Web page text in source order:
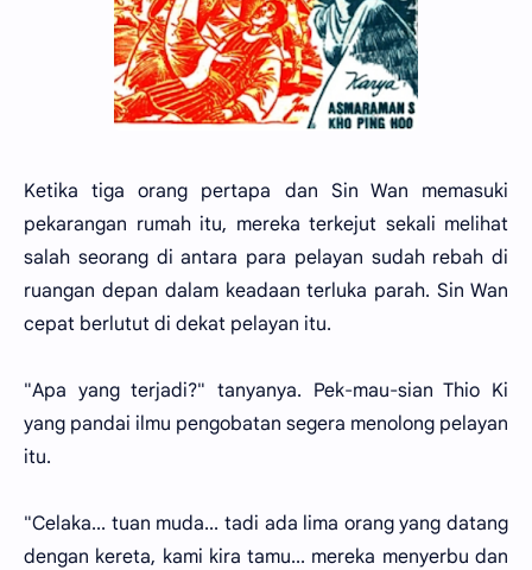
Ketika tiga orang pertapa dan Sin Wan memasuki
pekarangan rumah itu, mereka terkejut sekali melihat
salah seorang di antara para pelayan sudah rebah di
ruangan depan dalam keadaan terluka parah. Sin Wan
cepat berlutut di dekat pelayan itu.
"Apa yang terjadi?" tanyanya. Pek-mau-sian Thio Ki
yang pandai ilmu pengobatan segera menolong pelayan
itu.
"Celaka... tuan muda... tadi ada lima orang yang datang
dengan kereta, kami kira tamu... mereka menyerbu dan